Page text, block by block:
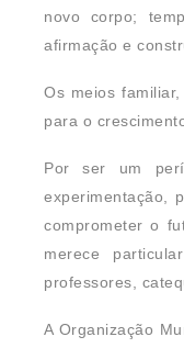
novo corpo;
afirmação e
Os meios
para o
Por ser um
experimentação,
comprometer o
merece
professores,
A Organização